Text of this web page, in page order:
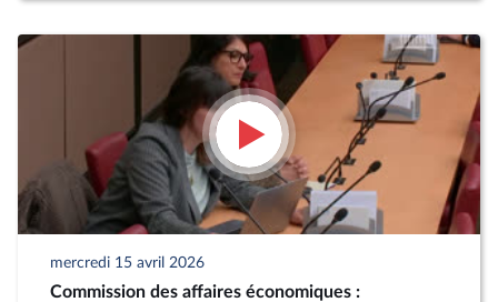
mercredi 15 avril 2026
Commission des affaires économiques :